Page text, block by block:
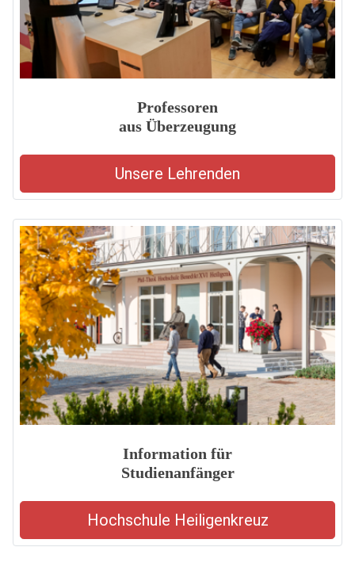
Professoren
aus Überzeugung
Unsere Lehrenden
Information für
Studienanfänger
Hochschule Heiligenkreuz